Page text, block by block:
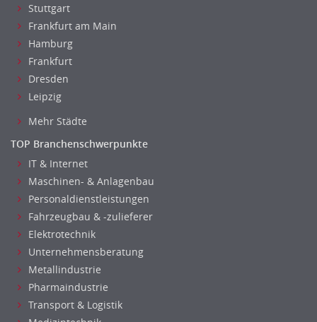
Stuttgart
Frankfurt am Main
Hamburg
Frankfurt
Dresden
Leipzig
Mehr Städte
TOP Branchenschwerpunkte
IT & Internet
Maschinen- & Anlagenbau
Personaldienstleistungen
Fahrzeugbau & -zulieferer
Elektrotechnik
Unternehmensberatung
Metallindustrie
Pharmaindustrie
Transport & Logistik